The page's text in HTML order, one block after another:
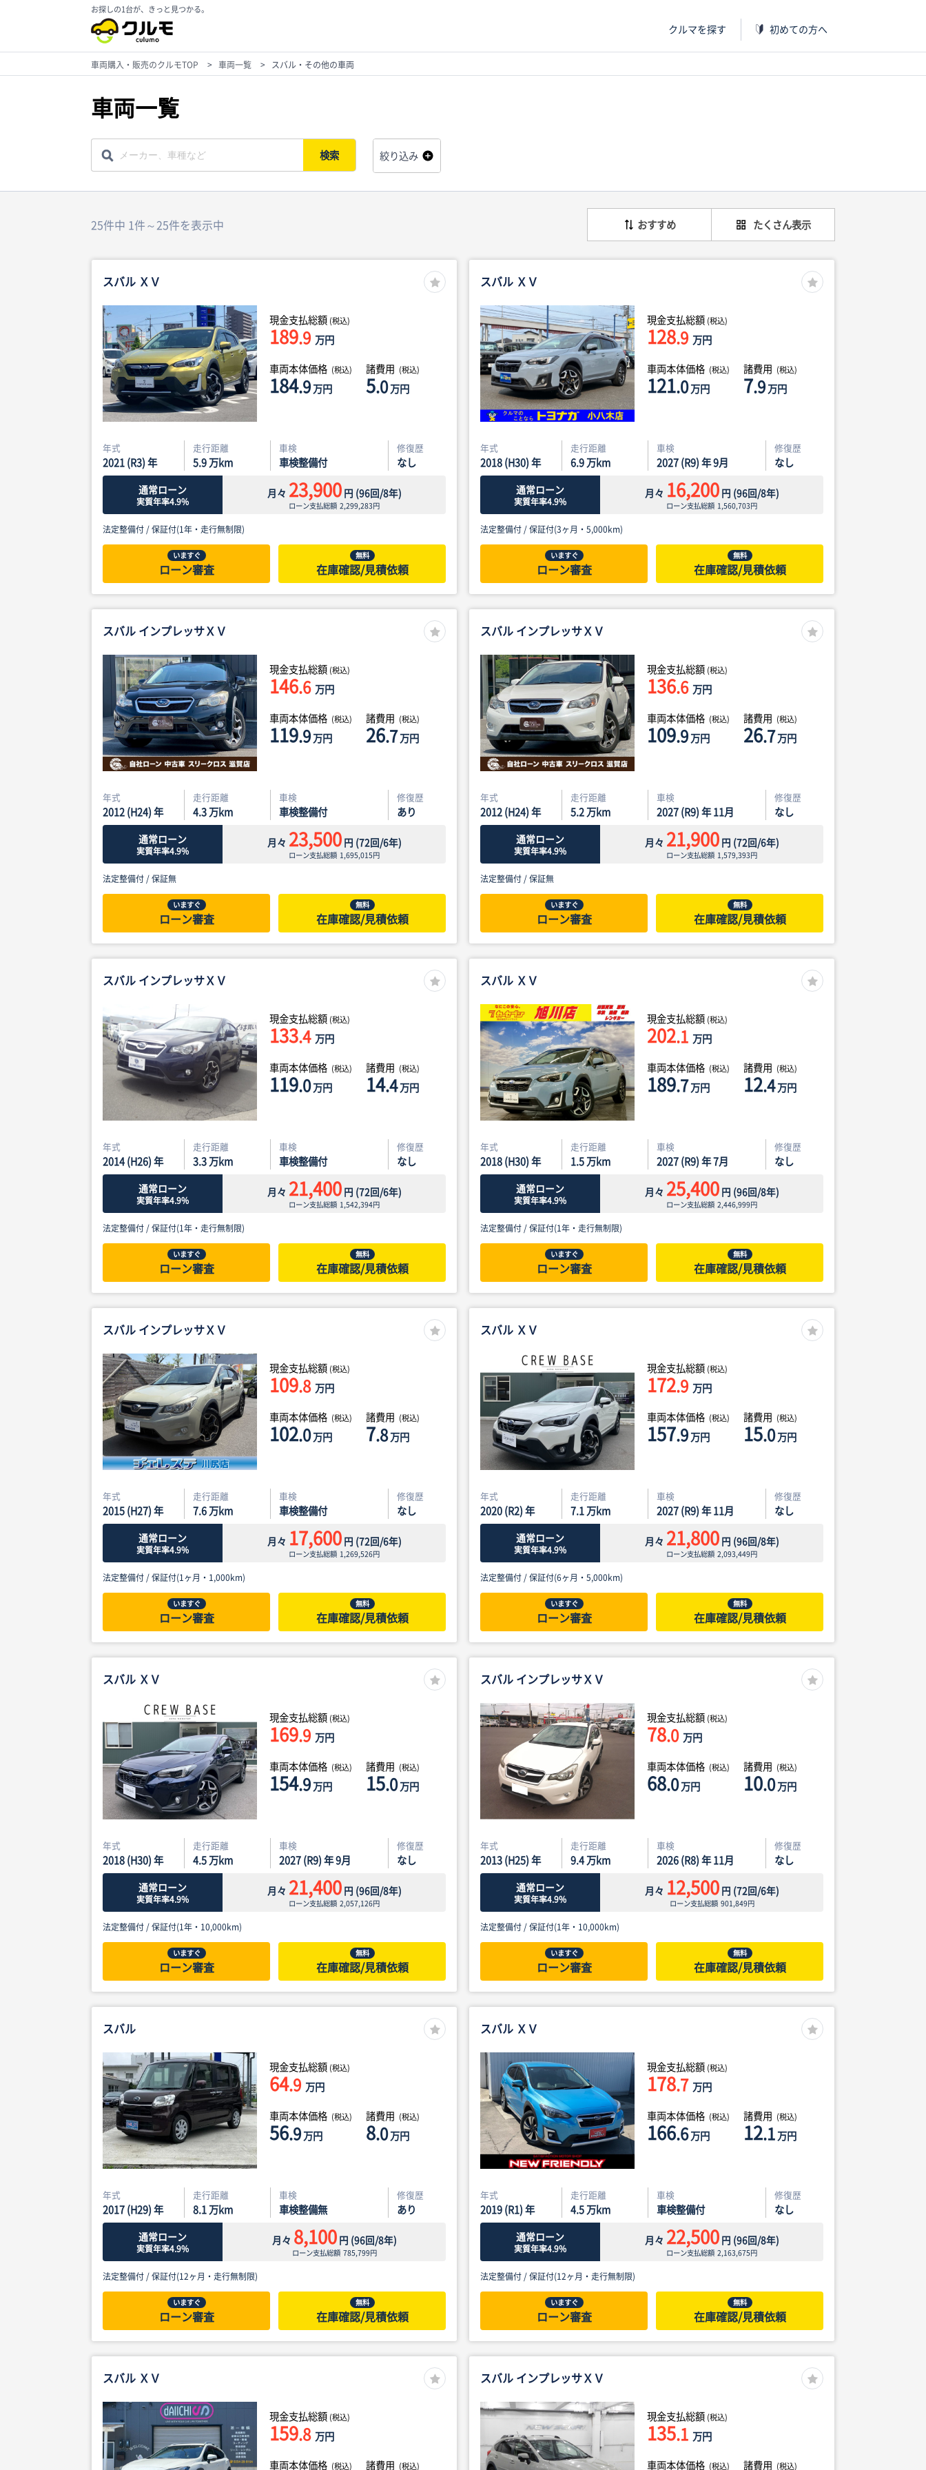
お探しの1台が、きっと見つかる。
クルマを探す 初めての方へ
車両購入・販売のクルモTOP > 車両一覧 > スバル・その他の車両
車両一覧
検索 絞り込み
25件中 1件～25件を表示中 おすすめ たくさん表示
スバル ＸＶ
現金支払総額 (税込)
189.9 万円
車両本体価格 (税込)
184.9万円
諸費用 (税込)
5.0万円
年式
2021 (R3) 年
走行距離
5.9万km
車検
車検整備付
修復歴
なし
通常ローン
実質年率4.9%
月々 23,900円 (96回/8年)
ローン支払総額2,299,283円
法定整備付 /保証付(1年・走行無制限)
いますぐ
ローン審査
無料
在庫確認/見積依頼
スバル ＸＶ
現金支払総額 (税込)
128.9 万円
車両本体価格 (税込)
121.0万円
諸費用 (税込)
7.9万円
年式
2018 (H30) 年
走行距離
6.9万km
車検
2027 (R9) 年 9月
修復歴
なし
通常ローン
実質年率4.9%
月々 16,200円 (96回/8年)
ローン支払総額 1,560,703円
法定整備付 /保証付(3ヶ月・5,000km)
いますぐ
ローン審査
無料
在庫確認/見積依頼
スバル インプレッサＸＶ
現金支払総額 (税込)
146.6 万円
車両本体価格 (税込)
119.9万円
諸費用 (税込)
26.7万円
年式
2012 (H24) 年
走行距離
4.3万km
車検
車検整備付
修復歴
あり
通常ローン
実質年率4.9%
月々 23,500円 (72回/6年)
ローン支払総額 1,695,015円
法定整備付 /保証無
いますぐ
ローン審査
無料
在庫確認/見積依頼
スバル インプレッサＸＶ
現金支払総額 (税込)
136.6 万円
車両本体価格 (税込)
109.9万円
諸費用 (税込)
26.7万円
年式
2012 (H24) 年
走行距離
5.2万km
車検
2027 (R9) 年 11月
修復歴
なし
通常ローン
実質年率4.9%
月々 21,900円 (72回/6年)
ローン支払総額 1,579,393円
法定整備付 /保証無
いますぐ
ローン審査
無料
在庫確認/見積依頼
スバル インプレッサＸＶ
現金支払総額 (税込)
133.4 万円
車両本体価格 (税込)
119.0万円
諸費用 (税込)
14.4万円
年式
2014 (H26) 年
走行距離
3.3万km
車検
車検整備付
修復歴
なし
通常ローン
実質年率4.9%
月々 21,400円 (72回/6年)
ローン支払総額 1,542,394円
法定整備付 /保証付(1年・走行無制限)
いますぐ
ローン審査
無料
在庫確認/見積依頼
スバル ＸＶ
現金支払総額 (税込)
202.1 万円
車両本体価格 (税込)
189.7万円
諸費用 (税込)
12.4万円
年式
2018 (H30) 年
走行距離
1.5万km
車検
2027 (R9) 年 7月
修復歴
なし
通常ローン
実質年率4.9%
月々 25,400円 (96回/8年)
ローン支払総額2,446,999円
法定整備付 /保証付(1年・走行無制限)
いますぐ
ローン審査
無料
在庫確認/見積依頼
スバル インプレッサＸＶ
現金支払総額 (税込)
109.8 万円
車両本体価格 (税込)
102.0万円
諸費用 (税込)
7.8万円
年式
2015 (H27) 年
走行距離
7.6万km
車検
車検整備付
修復歴
なし
通常ローン
実質年率4.9%
月々 17,600円 (72回/6年)
ローン支払総額 1,269,526円
法定整備付 /保証付(1ヶ月・1,000km)
いますぐ
ローン審査
無料
在庫確認/見積依頼
スバル ＸＶ
現金支払総額 (税込)
172.9 万円
車両本体価格 (税込)
157.9万円
諸費用 (税込)
15.0万円
年式
2020 (R2) 年
走行距離
7.1万km
車検
2027 (R9) 年 11月
修復歴
なし
通常ローン
実質年率4.9%
月々 21,800円 (96回/8年)
ローン支払総額2,093,449円
法定整備付 /保証付(6ヶ月・5,000km)
いますぐ
ローン審査
無料
在庫確認/見積依頼
スバル ＸＶ
現金支払総額 (税込)
169.9 万円
車両本体価格 (税込)
154.9万円
諸費用 (税込)
15.0万円
年式
2018 (H30) 年
走行距離
4.5万km
車検
2027 (R9) 年 9月
修復歴
なし
通常ローン
実質年率4.9%
月々 21,400円 (96回/8年)
ローン支払総額2,057,126円
法定整備付 /保証付(1年・10,000km)
いますぐ
ローン審査
無料
在庫確認/見積依頼
スバル インプレッサＸＶ
現金支払総額 (税込)
78.0 万円
車両本体価格 (税込)
68.0万円
諸費用 (税込)
10.0万円
年式
2013 (H25) 年
走行距離
9.4万km
車検
2026 (R8) 年 11月
修復歴
なし
通常ローン
実質年率4.9%
月々 12,500円 (72回/6年)
ローン支払総額 901,849円
法定整備付 /保証付(1年・10,000km)
いますぐ
ローン審査
無料
在庫確認/見積依頼
スバル
現金支払総額 (税込)
64.9 万円
車両本体価格 (税込)
56.9万円
諸費用 (税込)
8.0万円
年式
2017 (H29) 年
走行距離
8.1万km
車検
車検整備無
修復歴
あり
通常ローン
実質年率4.9%
月々 8,100円 (96回/8年)
ローン支払総額 785,799円
法定整備付 /保証付(12ヶ月・走行無制限)
いますぐ
ローン審査
無料
在庫確認/見積依頼
スバル ＸＶ
現金支払総額 (税込)
178.7 万円
車両本体価格 (税込)
166.6万円
諸費用 (税込)
12.1万円
年式
2019 (R1) 年
走行距離
4.5万km
車検
車検整備付
修復歴
なし
通常ローン
実質年率4.9%
月々 22,500円 (96回/8年)
ローン支払総額2,163,675円
法定整備付 /保証付(12ヶ月・走行無制限)
いますぐ
ローン審査
無料
在庫確認/見積依頼
スバル ＸＶ
現金支払総額 (税込)
159.8 万円
車両本体価格 (税込) 諸費用 (税込)
スバル インプレッサＸＶ
現金支払総額 (税込)
135.1 万円
車両本体価格 (税込) 諸費用 (税込)